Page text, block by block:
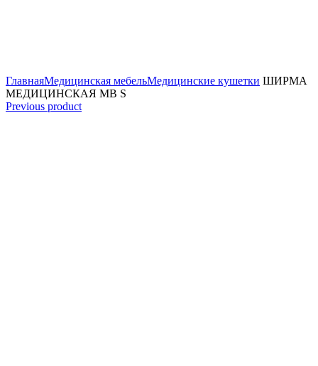
ГлавнаяМедицинская мебельМедицинские кушетки ШИРМА
МЕДИЦИНСКАЯ MB S
Previous product